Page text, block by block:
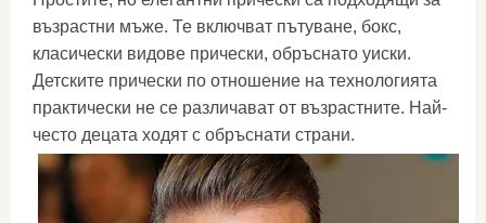
възрастни мъже. Те включват пътуване, бокс,
класически видове прически, обръснато уиски.
Детските прически по отношение на технологията
практически не се различават от възрастните. Най-
често децата ходят с обръснати страни.